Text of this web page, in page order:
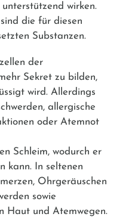
wirken.
sind die für diesen
Substanzen.
der
Sekret zu bilden,
wird. Allerdings
allergische
oder Atemnot
Schleim, wodurch er
kann. In seltenen
Ohrgeräuschen
sowie
Haut und Atemwegen.